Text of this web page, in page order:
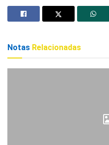
Notas Relacionadas